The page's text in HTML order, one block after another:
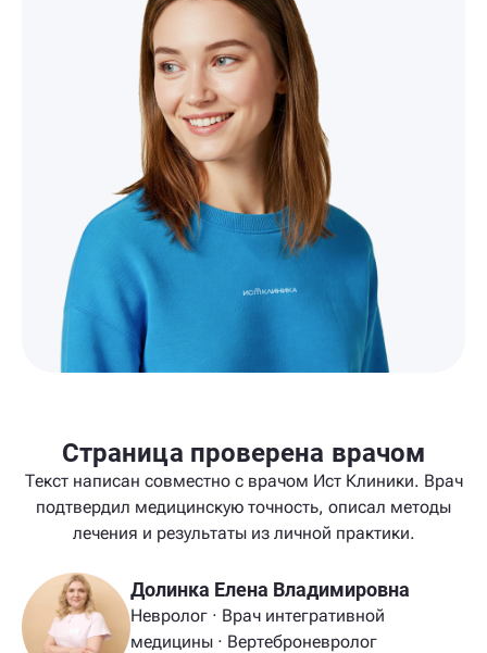
Страница проверена врачом
Текст написан совместно с врачом Ист Клиники. Врач
подтвердил медицинскую точность, описал методы
лечения и результаты из личной практики.
Долинка Елена Владимировна
Невролог · Врач интегративной
медицины · Вертеброневролог